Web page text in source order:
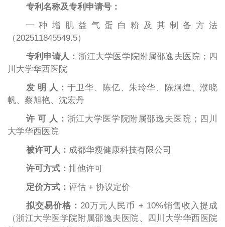
专利名称及专利申请号：
一种增肌益气蛋白粉及其制备方法
（202511845549.5）
专利申请人： 浙江大学医学院附属邵逸夫医院；四
川大学华西医院
发 明 人： 于卫华、陈亿、朱玲华、陈炯煌、濮晓
帆、蔡旭艳、沈宏丹
许 可 人： 浙江大学医学院附属邵逸夫医院；四川
大学华西医院
被许可人： 成都华瘦健康科技有限公司
许可方式： 排他许可
定价方式： 评估 + 协议定价
拟交易价格： 20万元人民币 + 10%销售收入提成
（浙江大学医学院附属邵逸夫医院、四川大学华西医院